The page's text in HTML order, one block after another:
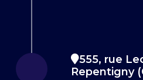
555, rue
Repentigny